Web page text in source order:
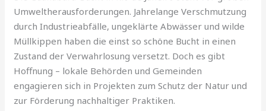
Umweltherausforderungen. Jahrelange Verschmutzung
durch Industrieabfälle, ungeklärte Abwässer und wilde
Müllkippen haben die einst so schöne Bucht in einen
Zustand der Verwahrlosung versetzt. Doch es gibt
Hoffnung – lokale Behörden und Gemeinden
engagieren sich in Projekten zum Schutz der Natur und
zur Förderung nachhaltiger Praktiken.